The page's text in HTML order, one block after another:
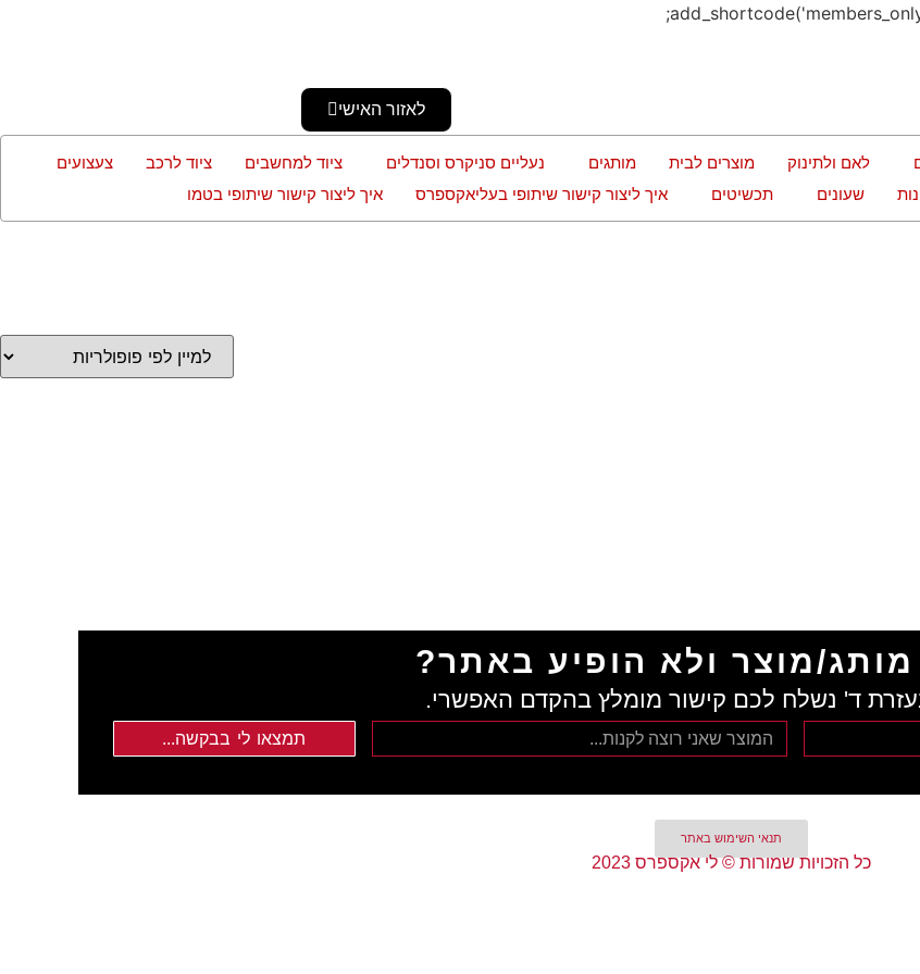
לאזור האישי
לאם ולתינוק מוצרים לבית מותגים נעליים סניקרס וסנדלים ציוד למחשבים ציוד לרכב
צעצועים
שעונים תכשיטים איך ליצור קישור שיתופי בעליאקספרס איך ליצור קישור שיתופי בטמו
מוצר ולא הופיע באתר?
ד' נשלח לכם קישור מומלץ בהקדם האפשרי.
תמצאו לי בבקשה...
תנאי השימוש באתר
כל הזכויות שמורות © לי אקספרס 2023